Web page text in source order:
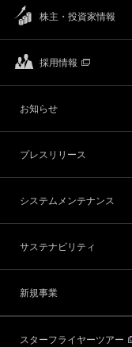
株主・投資家情報
採用情報
お知らせ
プレスリリース
システムメンテナンス
サステナビリティ
新規事業
スターフライヤーツアー